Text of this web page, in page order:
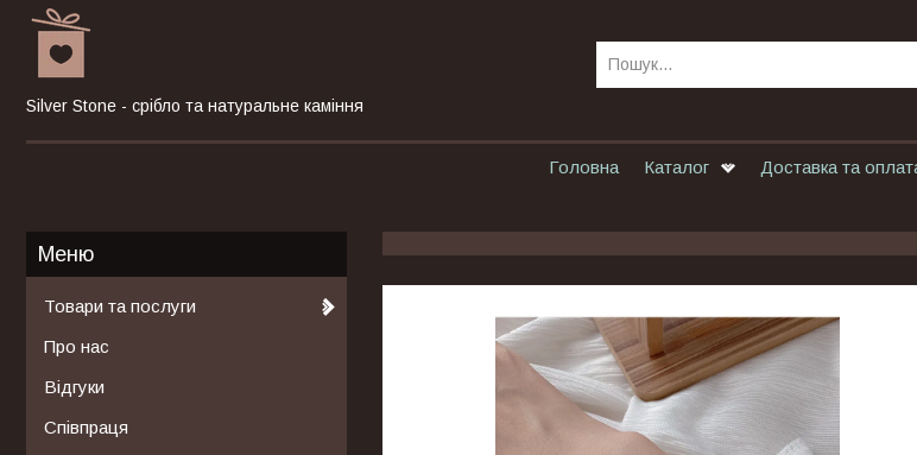
Silver Stone - срібло та натуральне каміння
Головна Каталог Доставка та
Товари та послуги
Про нас
Відгуки
Співпраця